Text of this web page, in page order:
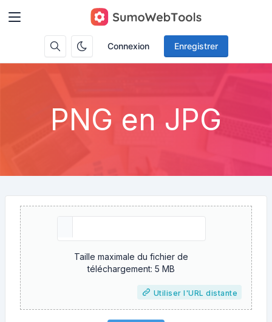
Connexion Enregistrer
PNG en JPG
Taille maximale du fichier de
téléchargement: 5 MB
Utiliser l'URL distante